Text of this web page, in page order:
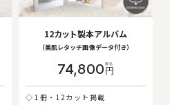
12カット製本アルバム
（美肌レタッチ画像データ付き）
74,800円
1冊・12カット掲載